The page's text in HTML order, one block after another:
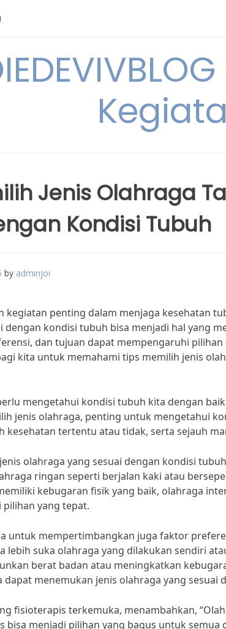
Jenis Olahraga
Kondisi Tubuh
by adminjoi
kegiatan penting dalam menjaga kesehatan
dengan kondisi tubuh bisa menjadi hal yang
dan tujuan dapat mempengaruhi
kita untuk memahami tips memilih jenis
mengetahui kondisi tubuh kita dengan
jenis olahraga, penting untuk mengetahui
kesehatan tertentu atau tidak, serta sejauh
olahraga yang sesuai dengan kondisi
ringan seperti berjalan kaki atau
kebugaran fisik yang baik, olahraga
yang tepat.
untuk mempertimbangkan juga faktor
lebih suka olahraga yang dilakukan sendiri
berat badan atau meningkatkan
menemukan jenis olahraga yang sesuai
fisioterapis terkemuka, menambahkan,
bisa menjadi pilihan yang bagus untuk